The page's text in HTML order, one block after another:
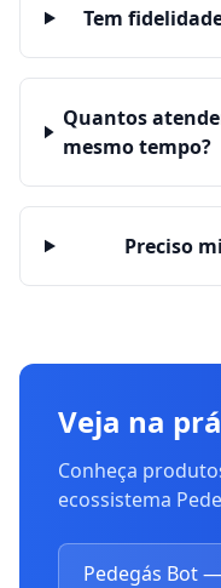
Tem
Quantos
mesmo tempo?
Preciso
Veja na
Conheça
ecossistema
Pedegás Bot